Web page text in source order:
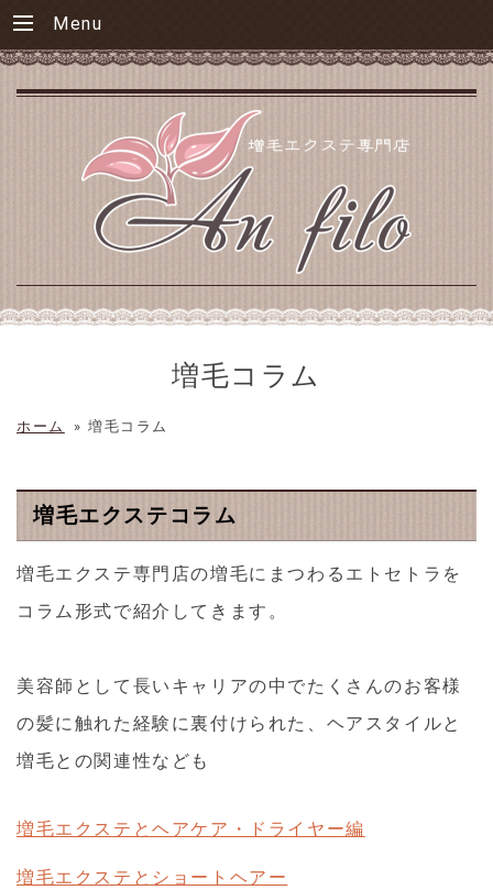
Menu
増毛コラム
ホーム » 増毛コラム
増毛エクステコラム
増毛エクステ専門店の増毛にまつわるエトセトラを
コラム形式で紹介してきます。
美容師として長いキャリアの中でたくさんのお客様
の髪に触れた経験に裏付けられた、ヘアスタイルと
増毛との関連性なども
増毛エクステとヘアケア・ドライヤー編
増毛エクステとショートヘアー